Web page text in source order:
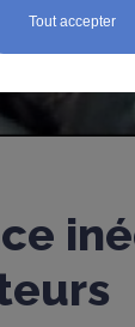
Tout accepter